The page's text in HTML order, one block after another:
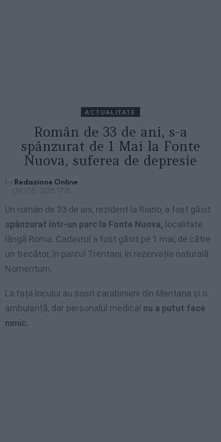
ACTUALITATE
Român de 33 de ani, s-a
spânzurat de 1 Mai la Fonte
Nuova, suferea de depresie
by Redazione Online
09/05/2018, 17:18
Un român de 33 de ani, rezident la Riano, a fost găsit
spânzurat într-un parc la Fonte Nuova, localitate
lângă Roma. Cadavrul a fost găsit pe 1 mai, de către
un trecător, în parcul Trentani, în rezervația naturală
Nomentum.
La fața locului au sosit carabinierii din Mentana și o
ambulanță, dar personalul medical nu a putut face
nimic.